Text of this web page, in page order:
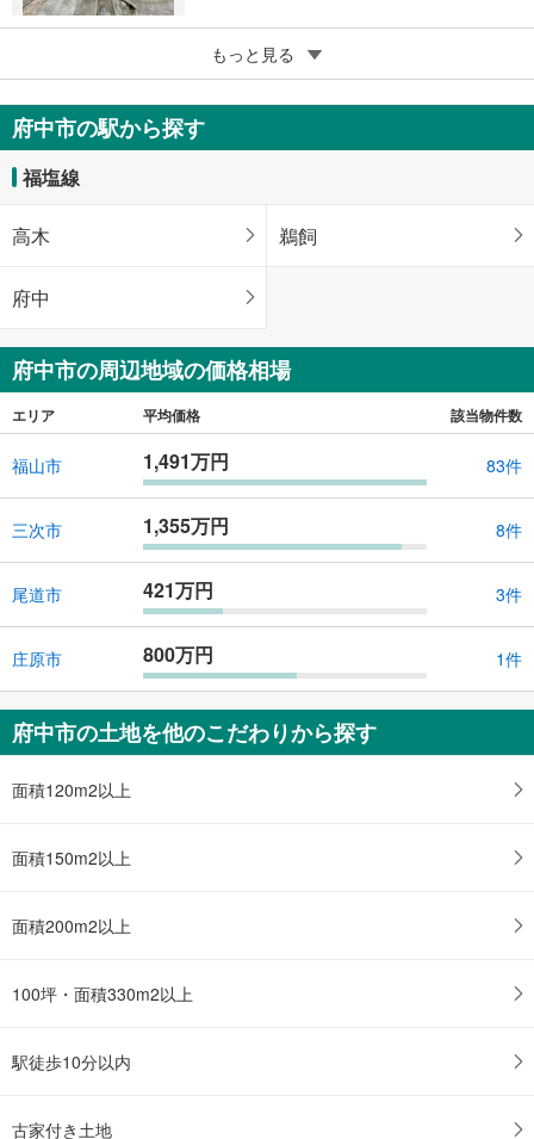
府中市府中町
580万円
161.98m2（登記）
広島県府中市府中町
もっと見る
府中市の駅から探す
福塩線
高木 鵜飼
府中
府中市の周辺地域の価格相場
エリア 平均価格 該当物件数
福山市 1,491万円 83件
三次市 1,355万円 8件
尾道市 421万円 3件
庄原市 800万円 1件
府中市の土地を他のこだわりから探す
面積120m2以上
面積150m2以上
面積200m2以上
100坪・面積330m2以上
駅徒歩10分以内
古家付き土地